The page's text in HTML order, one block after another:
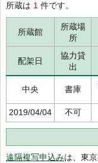
所蔵は 1 件です。
所蔵館
所蔵場
所
配架日
協力貸
出
中央 書庫
2019/04/04 不可
遠隔複写申込みは、東